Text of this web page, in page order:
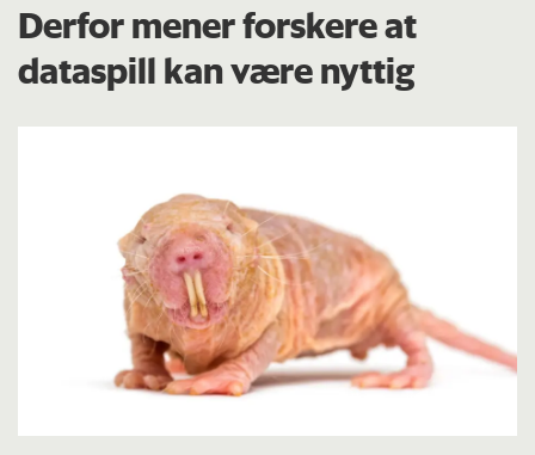
Derfor mener forskere at
dataspill kan være nyttig